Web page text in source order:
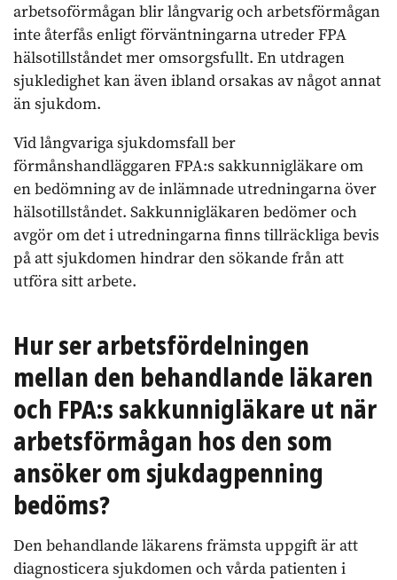
arbetsoförmågan blir långvarig och arbetsförmågan
inte återfås enligt förväntningarna utreder FPA
hälsotillståndet mer omsorgsfullt. En utdragen
sjukledighet kan även ibland orsakas av något annat
än sjukdom.
Vid långvariga sjukdomsfall ber
förmånshandläggaren FPA:s sakkunnigläkare om
en bedömning av de inlämnade utredningarna över
hälsotillståndet. Sakkunnigläkaren bedömer och
avgör om det i utredningarna finns tillräckliga bevis
på att sjukdomen hindrar den sökande från att
utföra sitt arbete.
Hur ser arbetsfördelningen
mellan den behandlande läkaren
och FPA:s sakkunnigläkare ut när
arbetsförmågan hos den som
ansöker om sjukdagpenning
bedöms?
Den behandlande läkarens främsta uppgift är att
diagnosticera sjukdomen och vårda patienten i